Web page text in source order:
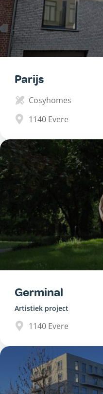
Parijs
Cosyhomes
1140 Evere
Germinal
Artistiek project
1140 Evere